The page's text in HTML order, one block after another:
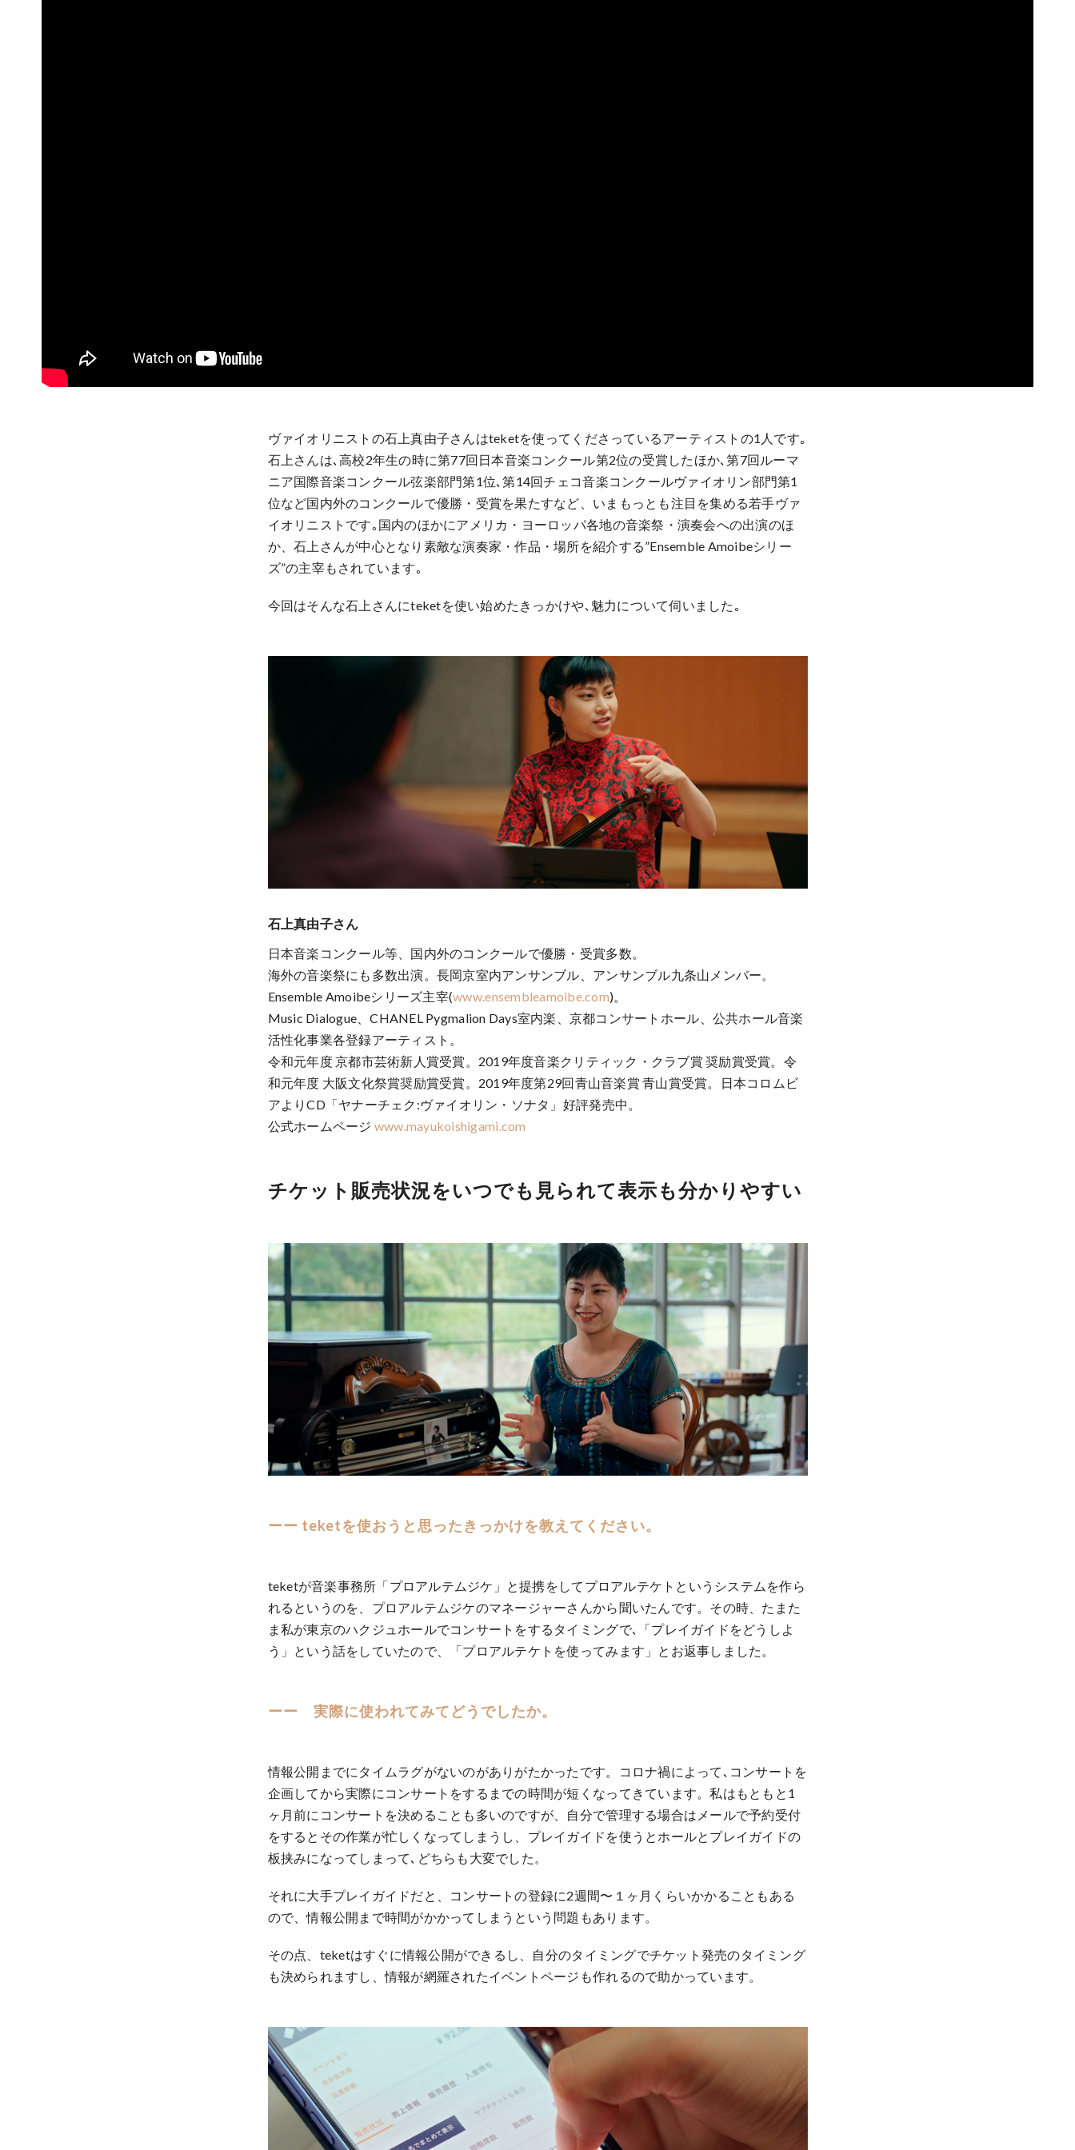
ヴァイオリニストの石上真由子さんはteketを使ってくださっているアーティストの1人です｡
石上さんは､高校2年生の時に第77回日本音楽コンクール第2位の受賞したほか､第7回ルーマ
ニア国際音楽コンクール弦楽部門第1位､第14回チェコ音楽コンクールヴァイオリン部門第1
位など国内外のコンクールで優勝・受賞を果たすなど、いまもっとも注目を集める若手ヴァ
イオリニストです｡国内のほかにアメリカ・ヨーロッパ各地の音楽祭・演奏会への出演のほ
か、石上さんが中心となり素敵な演奏家・作品・場所を紹介する”Ensemble Amoibeシリー
ズ”の主宰もされています｡
今回はそんな石上さんにteketを使い始めたきっかけや､魅力について伺いました｡
石上真由子さん
日本音楽コンクール等、国内外のコンクールで優勝・受賞多数。
海外の音楽祭にも多数出演。長岡京室内アンサンブル、アンサンブル九条山メンバー。
Ensemble Amoibeシリーズ主宰(www.ensembleamoibe.com)。
Music Dialogue、CHANEL Pygmalion Days室内楽、京都コンサートホール、公共ホール音楽
活性化事業各登録アーティスト。
令和元年度 京都市芸術新人賞受賞。2019年度音楽クリティック・クラブ賞 奨励賞受賞。令
和元年度 大阪文化祭賞奨励賞受賞。2019年度第29回青山音楽賞 青山賞受賞。日本コロムビ
アよりCD「ヤナーチェク:ヴァイオリン・ソナタ」好評発売中。
公式ホームページ www.mayukoishigami.com
チケット販売状況をいつでも見られて表示も分かりやすい
ーー teketを使おうと思ったきっかけを教えてください。
teketが音楽事務所「プロアルテムジケ」と提携をしてプロアルテケトというシステムを作ら
れるというのを、プロアルテムジケのマネージャーさんから聞いたんです。その時、たまた
ま私が東京のハクジュホールでコンサートをするタイミングで､「プレイガイドをどうしよ
う」という話をしていたので、「プロアルテケトを使ってみます」とお返事しました。
ーー 実際に使われてみてどうでしたか。
情報公開までにタイムラグがないのがありがたかったです。コロナ禍によって､コンサートを
企画してから実際にコンサートをするまでの時間が短くなってきています。私はもともと1
ヶ月前にコンサートを決めることも多いのですが、自分で管理する場合はメールで予約受付
をするとその作業が忙しくなってしまうし、プレイガイドを使うとホールとプレイガイドの
板挟みになってしまって､どちらも大変でした。
それに大手プレイガイドだと、コンサートの登録に2週間〜１ヶ月くらいかかることもある
ので、情報公開まで時間がかかってしまうという問題もあります。
その点、teketはすぐに情報公開ができるし、自分のタイミングでチケット発売のタイミング
も決められますし、情報が網羅されたイベントページも作れるので助かっています。